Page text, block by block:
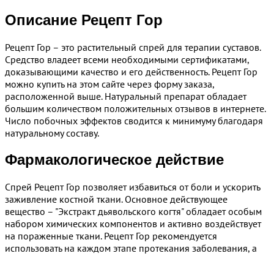
Описание Рецепт Гор
Рецепт Гор – это растительный спрей для терапии суставов.
Средство владеет всеми необходимыми сертификатами,
доказывающими качество и его действенность. Рецепт Гор
можно купить на этом сайте через форму заказа,
расположенной выше. Натуральный препарат обладает
большим количеством положительных отзывов в интернете.
Число побочных эффектов сводится к минимуму благодаря
натуральному составу.
Фармакологическое действие
Спрей Рецепт Гор позволяет избавиться от боли и ускорить
заживление костной ткани. Основное действующее
вещество – "Экстракт дьявольского когтя" обладает особым
набором химических компонентов и активно воздействует
на пораженные ткани. Рецепт Гор рекомендуется
использовать на каждом этапе протекания заболевания, а